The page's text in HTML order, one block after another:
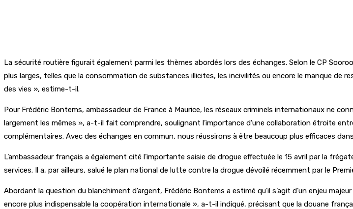
La sécurité routière figurait également parmi les thèmes abordés lors des échanges. Selon le CP
plus larges, telles que la consommation de substances illicites, les incivilités ou encore le manque de
des vies », estime-t-il.
Pour Frédéric Bontems, ambassadeur de France à Maurice, les réseaux criminels internationaux ne
largement les mêmes », a-t-il fait comprendre, soulignant l’importance d’une collaboration étroite
complémentaires. Avec des échanges en commun, nous réussirons à être beaucoup plus efficaces
L’ambassadeur français a également cité l’importante saisie de drogue effectuée le 15 avril par la
services. Il a, par ailleurs, salué le plan national de lutte contre la drogue dévoilé récemment par le
Abordant la question du blanchiment d’argent, Frédéric Bontems a estimé qu’il s’agit d’un enjeu
encore plus indispensable la coopération internationale », a-t-il indiqué, précisant que la douane